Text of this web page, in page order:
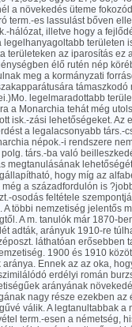
a növekedés üteme
term.-es lassulást bőven
hálózat, illetve hogy a
legelhanyagoltabb területen
területeken az iparosítás ez
élő rutén nép
meg a kormányzati
támaszkodó
legelmaradottabb
a Monarchia tehát még
isk.-zási lehetőségeket. Az
a legalacsonyabb társ.-
népok.-i rendszere
társ.-ba való
megtanulásának
hogy míg az
a századfordulón is
osodás feltétele
A többi nemzetiség jelentős
A m. tanulók már 1870-
adták, arányuk 1910-re
láthatóan erősebben
1900 és 1910
Ennek az az oka,
erdélyi román
arányának
nagy része ezekben az
válik. A legtanultabbak a
term.-esen a németség,